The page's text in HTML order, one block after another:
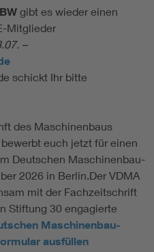
gibt es wieder einen
Mitglieder
–
schickt Ihr bitte
des Maschinenbaus
euch jetzt für einen
Deutschen Maschinenbau-
2026 in Berlin.Der VDMA
mit der Fachzeitschrift
Stiftung 30 engagierte
Maschinenbau-
ausfüllen